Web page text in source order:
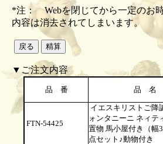
*注： Webを閉じてから一定のお
内容は消去されてしまいます。
▼ご注文内容
品 番 品 名
FTN-54425
イエスキリストご降
ォンタニーニ ネィテ
置物 馬小屋付き（幅
点セット♪動物付き